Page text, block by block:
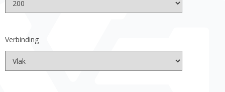
Verbinding